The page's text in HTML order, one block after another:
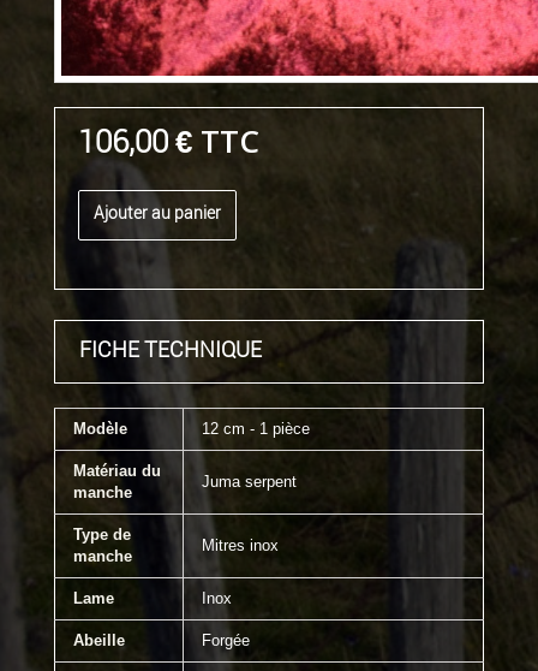
106,00 € TTC
Ajouter au panier
FICHE TECHNIQUE
Modèle 12 cm - 1 pièce
Matériau du
manche
Juma serpent
Type de
manche
Mitres inox
Lame Inox
Abeille Forgée